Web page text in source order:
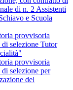
di n. 2 Assistenti
e Scuola
provvisoria
selezione Tutor
provvisoria
selezione per
del